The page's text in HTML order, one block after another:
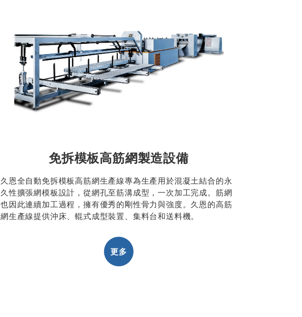
免拆模板高筋網製造設備
久恩全自動免拆模板高筋網生產線專為生產用於混凝土結合的永
久性擴張網模板設計，從網孔至筋溝成型，一次加工完成。筋網
也因此連續加工過程，擁有優秀的剛性骨力與強度。久恩的高筋
網生產線提供沖床、輥式成型裝置、集料台和送料機。
更多